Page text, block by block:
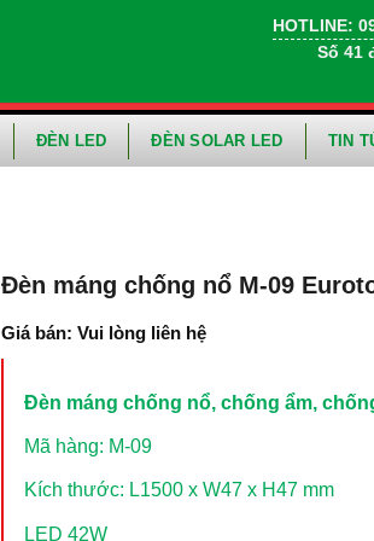
HOTLINE:
Số 41
ĐÈN LED ĐÈN SOLAR LED TIN
Đèn máng chống nổ M-09
Giá bán: Vui lòng liên hệ
Đèn máng chống nổ, chống ẩm,
Mã hàng: M-09
Kích thước: L1500 x W47 x H47 mm
LED 42W